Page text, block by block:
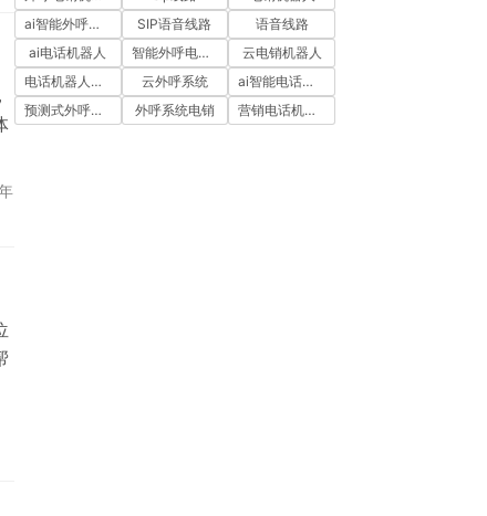
ai智能外呼系统
SIP语音线路
语音线路
ai电话机器人
智能外呼电销机器人
云电销机器人
电话机器人外呼
云外呼系统
ai智能电话机器人
预测式外呼系统
外呼系统电销 营销电话机器人